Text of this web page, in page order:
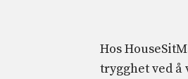
Hos
trygghet ved å